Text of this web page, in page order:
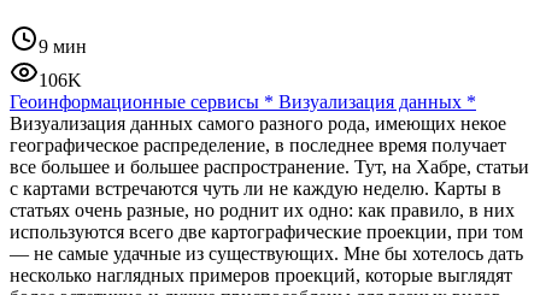
9 мин
106K
Геоинформационные сервисы * Визуализация данных *
Визуализация данных самого разного рода, имеющих некое
географическое распределение, в последнее время получает
все большее и большее распространение. Тут, на Хабре, статьи
с картами встречаются чуть ли не каждую неделю. Карты в
статьях очень разные, но роднит их одно: как правило, в них
используются всего две картографические проекции, при том
— не самые удачные из существующих. Мне бы хотелось дать
несколько наглядных примеров проекций, которые выглядят